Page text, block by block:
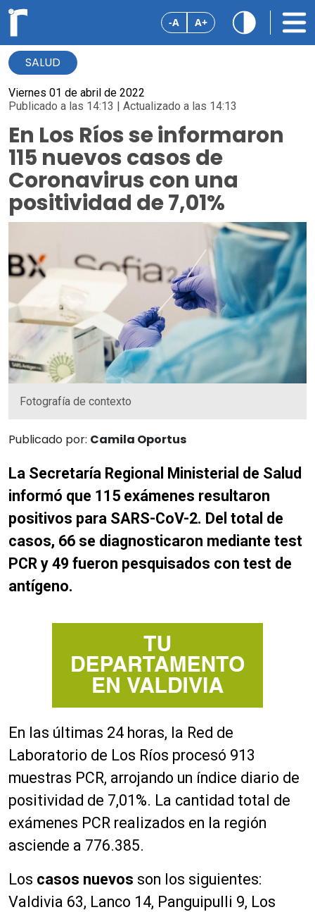
-A A+
SALUD
Viernes 01 de abril de 2022
Publicado a las 14:13 | Actualizado a las 14:13
En Los Ríos se informaron
115 nuevos casos de
Coronavirus con una
positividad de 7,01%
Fotografía de contexto
Publicado por: Camila Oportus
La Secretaría Regional Ministerial de Salud
informó que 115 exámenes resultaron
positivos para SARS-CoV-2. De l total de
casos, 66 se diagnosticaron mediante test
PCR y 49 fueron pesquisados con test de
antígeno.
En las últimas 24 horas, la Red de
Laboratorio de Los Ríos procesó 913
muestras PCR, arrojando un índice diario de
positividad de 7,01 %. La cantidad total de
exámenes PCR realizados en la región
asciende a 776.385.
Los casos nuevos son los siguientes:
Valdivia 63, Lanco 14, Panguipulli 9, Los